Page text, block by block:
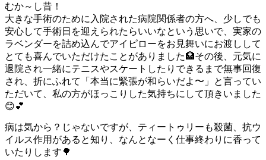
むか～し昔！
大きな手術のために入院された病院関係者の方へ、少しでも
安心して手術日を迎えられたらいいなという思いで、実家の
ラベンダーを詰め込んでアイピローをお見舞いにお渡しして
とても喜んでいただけたことがありました🏥その後、元気に
退院され一緒にテニスやスケートしたりできるまで無事回復
され、折にふれて「本当に緊張が和らいだよ〜」と言ってい
ただいて、私の方がほっこりした気持ちにして頂きいました
😊💕
病は気から？じゃないですが、ティートゥリーも殺菌、抗ウ
イルス作用があると知り、なんとなーく仕事終わりに香って
いたりします🌳